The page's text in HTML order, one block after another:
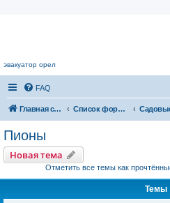
эвакуатор орел
FAQ
Главная страница Список форумов
Пионы
Новая тема
Отметить все темы как
Темы